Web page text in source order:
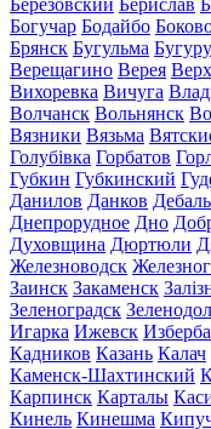
Березовский Берислав
Богучар Бодайбо
Брянск Бугульма
Верещагино Верея
Вихоревка Вичуга
Волчанск Вольнянск
Вязники Вязьма
Голубівка Горбатов
Губкин Губкинский
Данилов Данков
Днепрорудное Дно
Духовщина Дюртюли
Железноводск
Заинск Закаменск
Зеленоградск
Игарка Ижевск
Кадников Казань Калач
Каменск-Шахтинский
Карпинск Карталы
Кинель Кинешма